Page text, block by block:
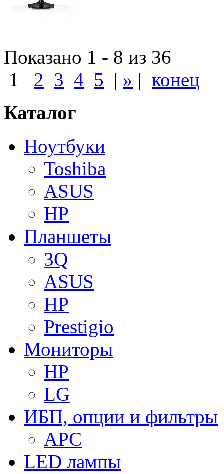
Показано 1 - 8 из 36
1
2 3 4 5 | » | конец
Каталог
Ноутбуки
Toshiba
ASUS
HP
Планшеты
3Q
ASUS
HP
Prestigio
Мониторы
HP
LG
ИБП, опции и фильтры
APC
LED лампы